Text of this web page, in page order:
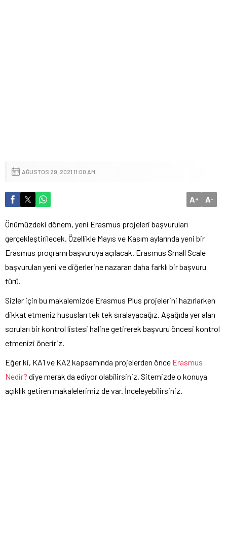
AĞUSTOS 29, 2021 11:00 AM
A+ A-
Önümüzdeki dönem, yeni Erasmus projeleri başvuruları
gerçekleştirilecek. Özellikle Mayıs ve Kasım aylarında yeni bir
Erasmus programı başvuruya açılacak. Erasmus Small Scale
başvuruları yeni ve diğerlerine nazaran daha farklı bir başvuru
türü.
Sizler için bu makalemizde Erasmus Plus projelerini hazırlarken
dikkat etmeniz hususları tek tek sıralayacağız. Aşağıda yer alan
soruları bir kontrol listesi haline getirerek başvuru öncesi kontrol
etmenizi öneririz.
Eğer ki, KA1 ve KA2 kapsamında projelerden önce Erasmus
Nedir? diye merak da ediyor olabilirsiniz. Sitemizde o konuya
açıklık getiren makalelerimiz de var. İnceleyebilirsiniz.